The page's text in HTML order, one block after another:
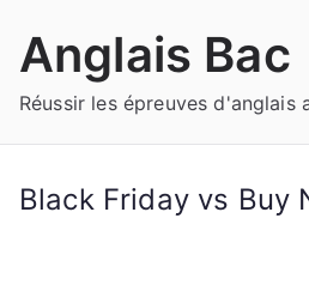
Anglais Bac
Réussir les épreuves d'anglais
Black Friday vs Buy